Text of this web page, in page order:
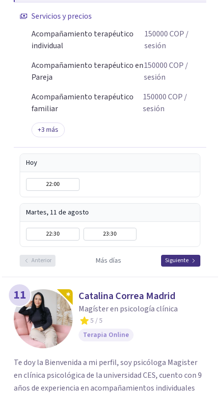
Servicios y precios
Acompañamiento terapéutico
individual
150000COP /
sesión
Acompañamiento terapéutico en
Pareja
150000COP /
sesión
Acompañamiento terapéutico
familiar
150000COP /
sesión
+3 más
Hoy
22:00
Martes, 11 de agosto
22:30 23:30
Anterior Más días Siguiente
11 Catalina Correa Madrid
Magíster en psicología clínica
5 / 5
Terapia Online
Te doy la Bienvenida a mi perfil, soy psicóloga Magister
en clínica psicológica de la universidad CES, cuento con 9
años de experiencia en acompañamientos individuales